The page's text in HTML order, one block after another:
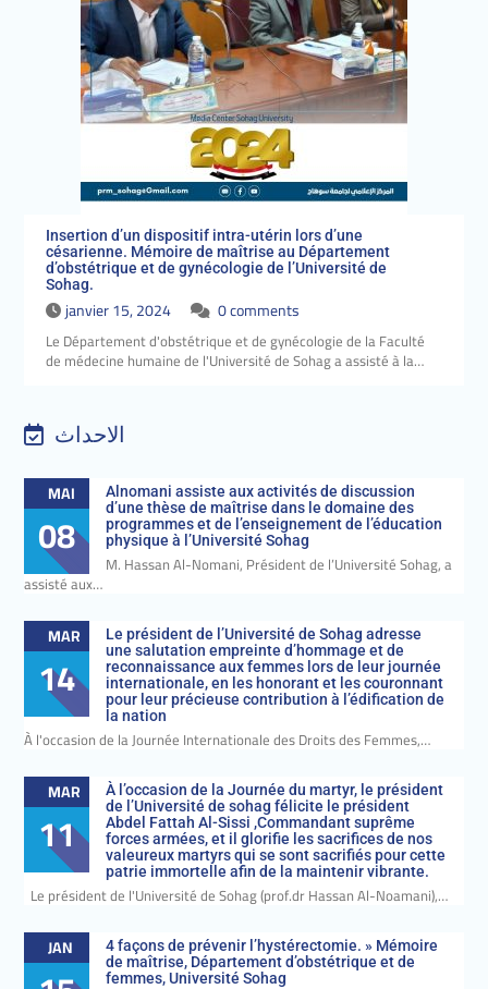
Insertion d’un dispositif intra-utérin lors d’une
césarienne. Mémoire de maîtrise au Département
d’obstétrique et de gynécologie de l’Université de
Sohag.
janvier 15, 2024 0 comments
Le Département d'obstétrique et de gynécologie de la Faculté
de médecine humaine de l'Université de Sohag a assisté à la…
الاحداث
MAI
08
Alnomani assiste aux activités de discussion
d’une thèse de maîtrise dans le domaine des
programmes et de l’enseignement de l’éducation
physique à l’Université Sohag
M. Hassan Al-Nomani, Président de l’Université Sohag, a
assisté aux…
MAR
14
Le président de l’Université de Sohag adresse
une salutation empreinte d’hommage et de
reconnaissance aux femmes lors de leur journée
internationale, en les honorant et les couronnant
pour leur précieuse contribution à l’édification de
la nation
À l'occasion de la Journée Internationale des Droits des Femmes,…
MAR
11
À l’occasion de la Journée du martyr, le président
de l’Université de sohag félicite le président
Abdel Fattah Al-Sissi ,Commandant suprême
forces armées, et il glorifie les sacrifices de nos
valeureux martyrs qui se sont sacrifiés pour cette
patrie immortelle afin de la maintenir vibrante.
Le président de l'Université de Sohag (prof.dr Hassan Al-Noamani),…
JAN
4 façons de prévenir l’hystérectomie. » Mémoire
de maîtrise, Département d’obstétrique et de
femmes, Université Sohag